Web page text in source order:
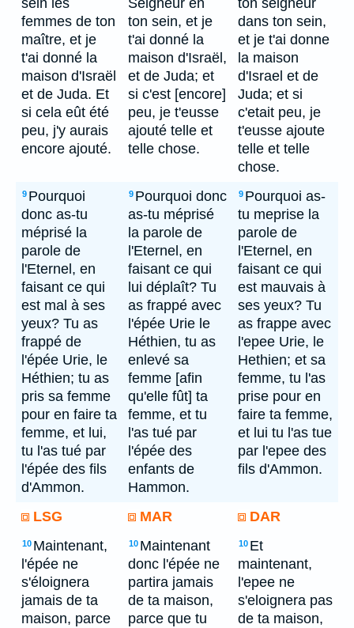
sein les
femmes de ton
maître, et je
t'ai donné la
maison d'Israël
et de Juda. Et
si cela eût été
peu, j'y aurais
encore ajouté.
Seigneur en
ton sein, et je
t'ai donné la
maison d'Israël,
et de Juda; et
si c'est [encore]
peu, je t'eusse
ajouté telle et
telle chose.
ton seigneur
dans ton sein,
et je t'ai donne
la maison
d'Israel et de
Juda; et si
c'etait peu, je
t'eusse ajoute
telle et telle
chose.
9 Pourquoi
donc as-tu
méprisé la
parole de
l'Eternel, en
faisant ce qui
est mal à ses
yeux? Tu as
frappé de
l'épée Urie, le
Héthien; tu as
pris sa femme
pour en faire ta
femme, et lui,
tu l'as tué par
l'épée des fils
d'Ammon.
9 Pourquoi donc
as-tu méprisé
la parole de
l'Eternel, en
faisant ce qui
lui déplaît? Tu
as frappé avec
l'épée Urie le
Héthien, tu as
enlevé sa
femme [afin
qu'elle fût] ta
femme, et tu
l'as tué par
l'épée des
enfants de
Hammon.
9 Pourquoi as-
tu meprise la
parole de
l'Eternel, en
faisant ce qui
est mauvais à
ses yeux? Tu
as frappe avec
l'epee Urie, le
Hethien; et sa
femme, tu l'as
prise pour en
faire ta femme,
et lui tu l'as tue
par l'epee des
fils d'Ammon.
LSG MAR DAR
10 Maintenant,
l'épée ne
s'éloignera
jamais de ta
maison, parce
10 Maintenant
donc l'épée ne
partira jamais
de ta maison,
parce que tu
10 Et
maintenant,
l'epee ne
s'eloignera pas
de ta maison,